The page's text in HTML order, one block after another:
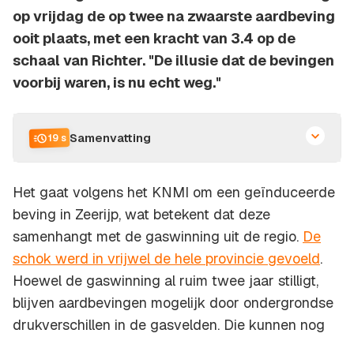
op vrijdag de op twee na zwaarste aardbeving
ooit plaats, met een kracht van 3.4 op de
schaal van Richter. "De illusie dat de bevingen
voorbij waren, is nu echt weg."
19 s Samenvatting
Het gaat volgens het KNMI om een geïnduceerde
beving in Zeerijp, wat betekent dat deze
samenhangt met de gaswinning uit de regio. De
schok werd in vrijwel de hele provincie gevoeld.
Hoewel de gaswinning al ruim twee jaar stilligt,
blijven aardbevingen mogelijk door ondergrondse
drukverschillen in de gasvelden. Die kunnen nog